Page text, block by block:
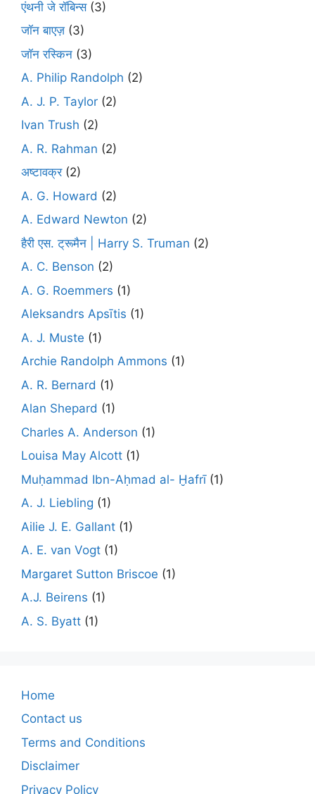
एंथनी जे रॉबिन्स(3)
जॉन बाएज़ (3)
जॉन रस्किन (3)
A. Philip Randolph (2)
A. J. P. Taylor (2)
Ivan Trush (2)
A. R. Rahman (2)
अष्टावक्र(2)
A. G. Howard (2)
A. Edward Newton (2)
हैरी एस. ट्रूमैन | Harry S. Truman (2)
A. C. Benson (2)
A. G. Roemmers (1)
Aleksandrs Apsītis (1)
A. J. Muste (1)
Archie Randolph Ammons (1)
A. R. Bernard (1)
Alan Shepard (1)
Charles A. Anderson (1)
Louisa May Alcott (1)
Muḥammad Ibn-Aḥmad al- Ḫafrī(1)
A. J. Liebling (1)
Ailie J. E. Gallant (1)
A. E. van Vogt (1)
Margaret Sutton Briscoe (1)
A.J. Beirens (1)
A. S. Byatt (1)
Home
Contact us
Terms and Conditions
Disclaimer
Privacy Policy